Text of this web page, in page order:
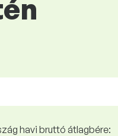
havi bruttó átlagbére: